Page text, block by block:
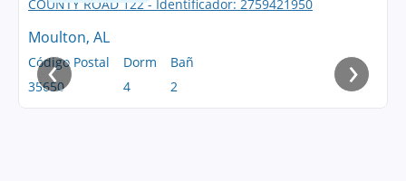
Moulton, AL
Código Postal
35650
Dorm
4
Bañ
2
‹ ›